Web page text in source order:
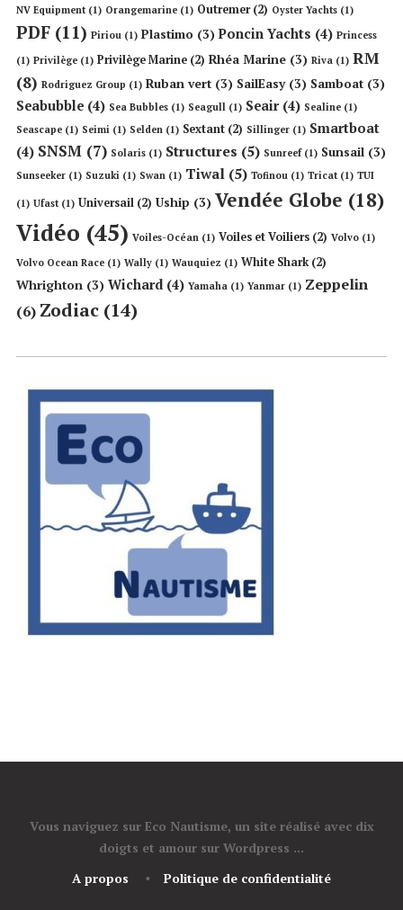
NV Equipment(1) Orangemarine (1) Outremer(2) Oyster Yachts (1)
PDF (11) Piriou (1) Plastimo (3) Poncin Yachts (4) Princess
(1) Privilège (1) Privilège Marine (2) Rhéa Marine (3) Riva (1) RM
(8) Rodriguez Group (1) Ruban vert (3) SailEasy(3) Samboat (3)
Seabubble (4) Sea Bubbles (1) Seagull (1) Seair(4) Sealine (1)
Seascape (1) Seimi (1) Selden (1) Sextant (2) Sillinger (1) Smartboat
(4) SNSM (7) Solaris (1) Structures (5) Sunreef(1) Sunsail (3)
Sunseeker (1) Suzuki (1) Swan (1) Tiwal (5) Tofinou (1) Tricat(1) TUI
(1) Ufast(1) Universail (2) Uship (3) Vendée Globe (18)
Vidéo (45) Voiles-Océan (1) Voiles et Voiliers (2) Volvo (1)
Volvo Ocean Race (1) Wally (1) Wauquiez (1) White Shark(2)
Whrighton (3) Wichard(4) Yamaha (1) Yanmar (1) Zeppelin
(6) Zodiac (14)
Vous naviguez sur Eco Nautisme, un site réalisé avec dix
doigts et amour sur Wordpress ...
A propos
Politique de confidentialité